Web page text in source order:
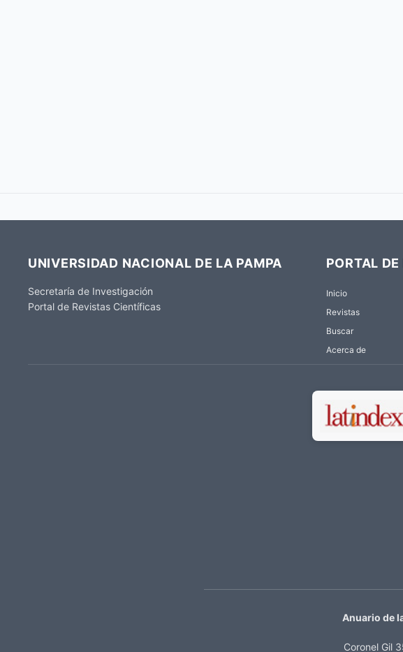
UNIVERSIDAD NACIONAL DE LA PAMPA
Secretaría de Investigación
Portal de Revistas Científicas
PORTAL
Inicio
Revistas
Buscar
Acerca de
Anuario de
Coronel Gil